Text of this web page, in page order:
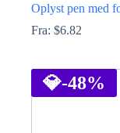
Oplyst pen med
Fra: $6.82
vare
har
flere
💎-48%